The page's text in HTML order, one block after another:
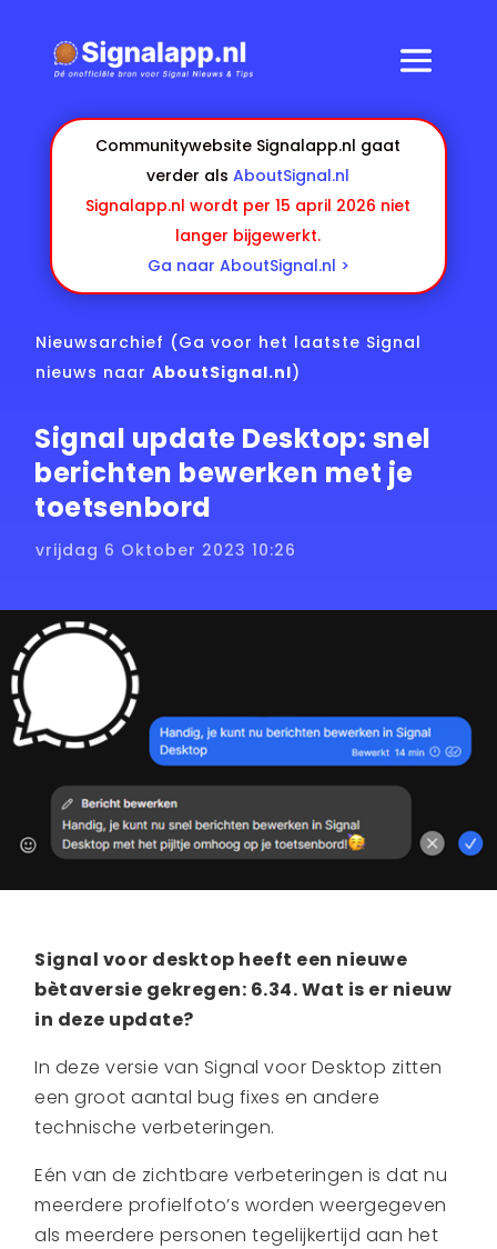
Communitywebsite Signalapp.nl gaat
verder alsAboutSignal.nl
Signalapp.nl wordt per 15 april 2026 niet
langer bijgewerkt.
Ga naar AboutSignal.nl >
Nieuwsarchief (Ga voor het laatste Signal
nieuws naarAboutSignal.nl)
Signal update Desktop: snel
berichten bewerken met je
toetsenbord
vrijdag 6 Oktober 2023 10:26
Signal voor desktop heeft een nieuwe
bètaversie gekregen: 6.34. Wat is er nieuw
in deze update?
In deze versie van Signal voor Desktop zitten
een groot aantal bug fixes en andere
technische verbeteringen.
Eén van de zichtbare verbeteringen is dat nu
meerdere profielfoto’s worden weergegeven
als meerdere personen tegelijkertijd aan het